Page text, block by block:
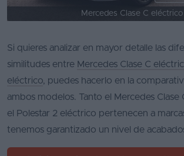
Mercedes Clase C eléctrico
Si quieres analizar en mayor detalle las
similitudes entre Mercedes Clase C
eléctrico, puedes hacerlo en la
ambos modelos. Tanto el Mercedes
el Polestar 2 eléctrico pertenecen a
tenemos garantizado un nivel de